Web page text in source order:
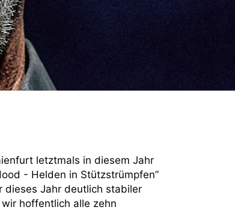
letztmals in diesem Jahr
- Helden in Stützstrümpfen”
dieses Jahr deutlich stabiler
hoffentlich alle zehn